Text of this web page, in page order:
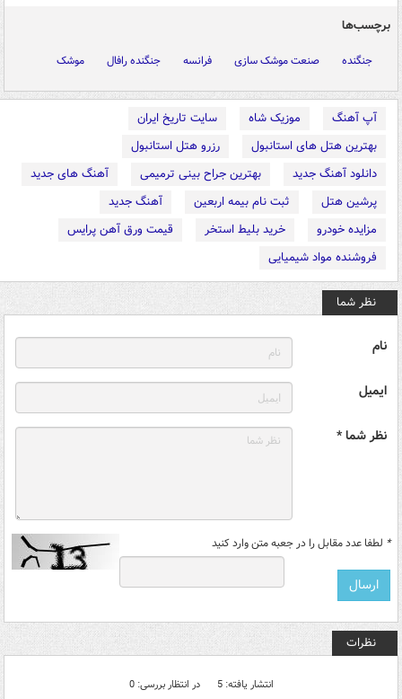
برچسب‌ها
جنگنده صنعت موشک سازی فرانسه جنگنده رافال موشک
آپ آهنگ موزیک شاه
سایت تاریخ ایران
بهترین هتل های استانبول
رزرو هتل استانبول
دانلود آهنگ جدید
بهترین جراح بینی ترمیمی
آهنگ های جدید
پرشین هتل
ثبت نام بیمه اربعین
آهنگ جدید
مزایده خودرو
خرید بلیط استخر
قیمت ورق آهن پرایس
فروشنده مواد شیمیایی
نظر شما
نام
ایمیل
نظر شما *
* لطفا عدد مقابل را در جعبه متن وارد کنید
نظرات
انتشار یافته: 5 در انتظار بررسی: 0